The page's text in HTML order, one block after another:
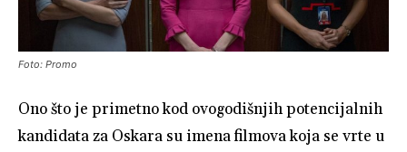
Foto: Promo
Ono što je primetno kod ovogodišnjih potencijalnih
kandidata za Oskara su imena filmova koja se vrte u